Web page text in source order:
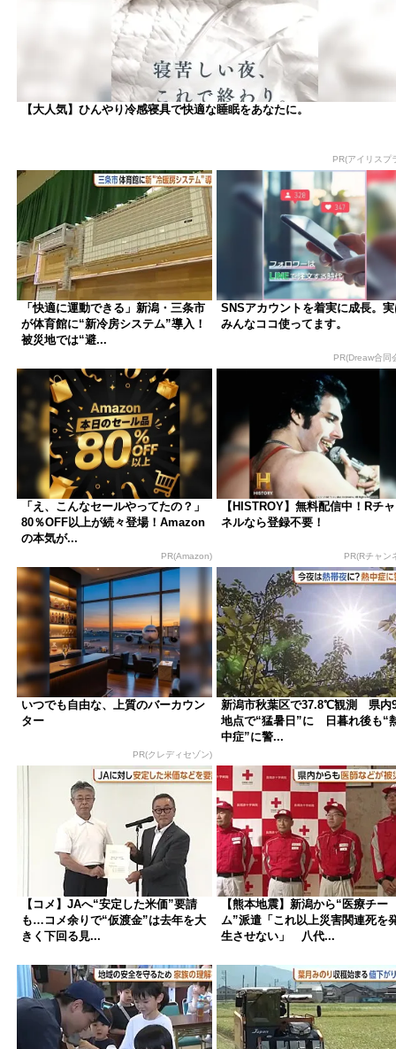
【大人気】ひんやり冷感寝具で快適な睡眠をあなたに。
PR(アイリスプ
「快適に運動できる」新潟・三条市
が体育館に“新冷房システム”導入！
被災地では“避...
SNSアカウントを着実に成長。
みんなココ使ってます。
PR(Dreaw合同
「え、こんなセールやってたの？」
80％OFF以上が続々登場！Amazon
の本気が...
PR(Amazon)
【HISTROY】無料配信中！Rチ
ネルなら登録不要！
PR(Rチャン
いつでも自由な、上質のバーカウン
ター
PR(クレディセゾン)
新潟市秋葉区で37.8℃観測 県内
地点で“猛暑日”に 日暮れ後も“
中症”に警...
【コメ】JAへ“安定した米価”要請
も…コメ余りで“仮渡金”は去年を大
きく下回る見...
【熊本地震】新潟から“医療チー
ム”派遣「これ以上災害関連死を
生させない」 八代...